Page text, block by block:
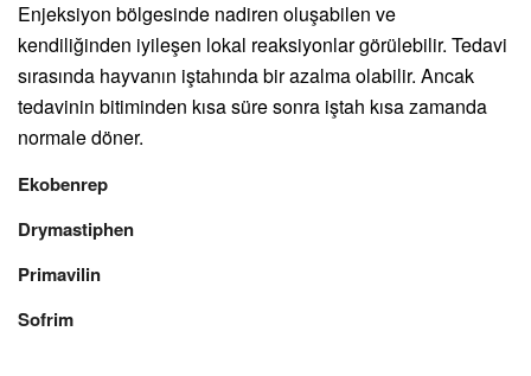
Enjeksiyon bölgesinde nadiren oluşabilen ve
kendiliğinden iyileşen lokal reaksiyonlar görülebilir. Tedavi
sırasında hayvanın iştahında bir azalma olabilir. Ancak
tedavinin bitiminden kısa süre sonra iştah kısa zamanda
normale döner.
Ekobenrep
Drymastiphen
Primavilin
Sofrim